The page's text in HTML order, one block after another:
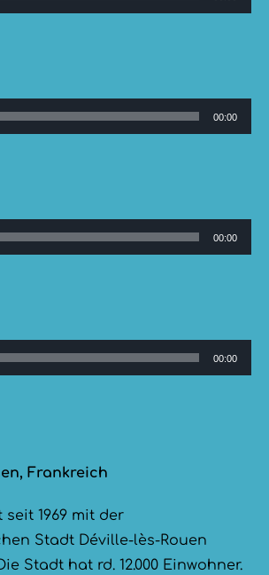
00:00
00:00
00:00
Frankreich
1969 mit der
Stadt Déville-lès-Rouen
Stadt hat rd. 12.000 Einwohner.